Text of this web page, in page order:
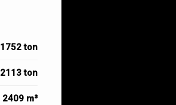
1752 ton
2113 ton
2409 m³